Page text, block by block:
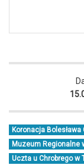
Koronacja Bolesława
Muzeum Regionalne
Uczta u Chrobrego w